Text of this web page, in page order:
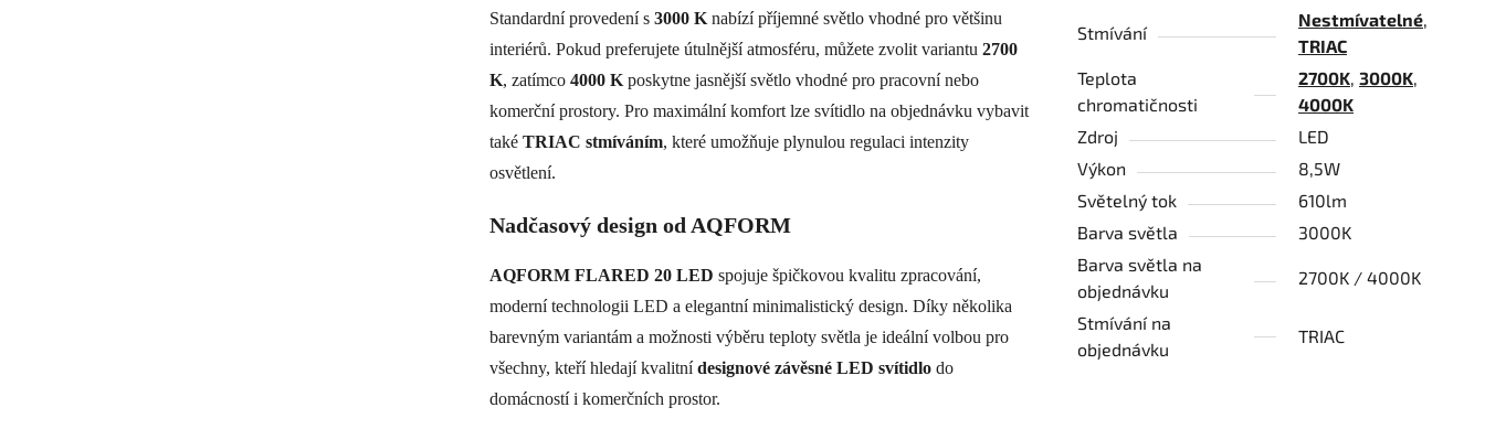
Standardní provedení s 3000 K nabízí příjemné světlo vhodné pro většinu
interiérů. Pokud preferujete útulnější atmosféru, můžete zvolit variantu 2700
K, zatímco 4000 K poskytne jasnější světlo vhodné pro pracovní nebo
komerční prostory. Pro maximální komfort lze svítidlo na objednávku vybavit
také TRIAC stmíváním, které umožňuje plynulou regulaci intenzity
osvětlení.
Nadčasový design od AQFORM
AQFORM FLARED 20 LED spojuje špičkovou kvalitu zpracování,
moderní technologii LED a elegantní minimalistický design. Díky několika
barevným variantám a možnosti výběru teploty světla je ideální volbou pro
všechny, kteří hledají kvalitnídesignové závěsné LED svítidlo do
domácností i komerčních prostor.
Stmívání
Nestmívatelné,
TRIAC
Teplota
chromatičnosti
2700K,3000K,
4000K
Zdroj
LED
Výkon
8,5W
Světelný tok
610lm
Barva světla
3000K
Barva světla na
objednávku
2700K / 4000K
Stmívání na
objednávku
TRIAC